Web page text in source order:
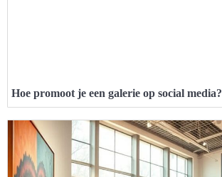
Hoe promoot je een galerie op social media?